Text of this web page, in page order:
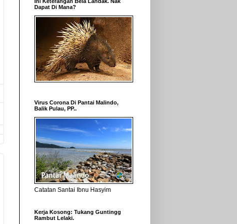
Dapat Di Mana?
Virus Corona Di Pantai Malindo,
Balik Pulau, PP..
Catatan Santai Ibnu Hasyim
Kerja Kosong: Tukang Guntingg
Rambut Lelaki.